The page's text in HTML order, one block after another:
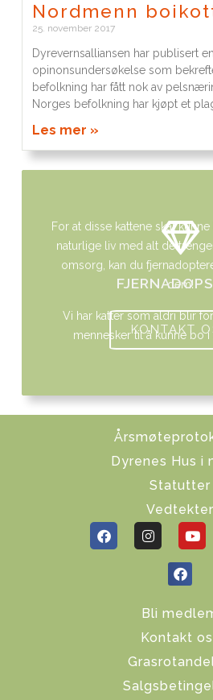
Nordmenn
25. november 2017
Dyrevernsalliansen har publisert en
opinonsundersøkelse som
befolkning har fått nok av
Norges befolkning har kjøpt et
Les mer »
Vi har katter som aldri blir
mennesker til å kunne bo i
For at disse kattene skal
naturlige liv med alt de
omsorg, kan du
dem!
KONTAKT
Dyrenes Hus i
Statutter
Vedtekter
Bli
Kontakt